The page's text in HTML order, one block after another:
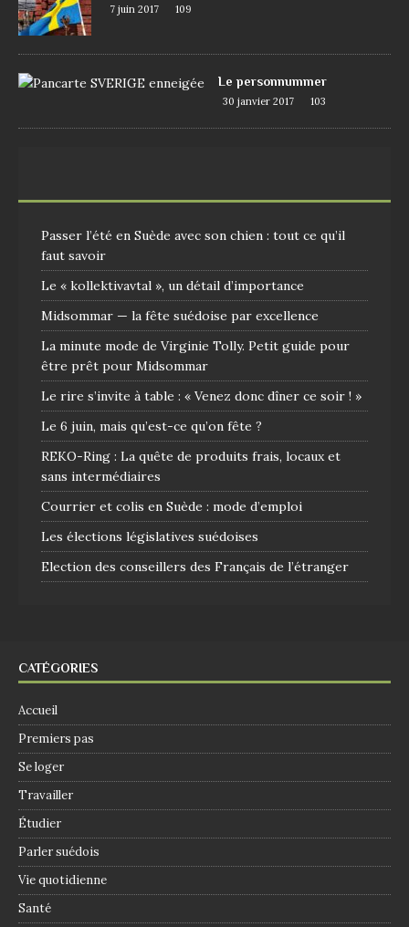
7 juin 2017 109
Le personnummer
30 janvier 2017 103
Passer l’été en Suède avec son chien : tout ce qu’il
faut savoir
Le « kollektivavtal », un détail d’importance
Midsommar — la fête suédoise par excellence
La minute mode de Virginie Tolly. Petit guide pour
être prêt pour Midsommar
Le rire s’invite à table : « Venez donc dîner ce soir ! »
Le 6 juin, mais qu’est-ce qu’on fête ?
REKO-Ring : La quête de produits frais, locaux et
sans intermédiaires
Courrier et colis en Suède : mode d’emploi
Les élections législatives suédoises
Election des conseillers des Français de l’étranger
CATÉGORIES
Accueil
Premiers pas
Se loger
Travailler
Étudier
Parler suédois
Vie quotidienne
Santé